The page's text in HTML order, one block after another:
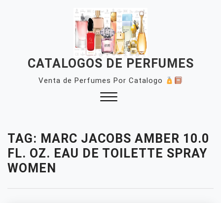
CATALOGOS DE PERFUMES
Venta de Perfumes Por Catalogo
TAG: MARC JACOBS AMBER 10.0
FL. OZ. EAU DE TOILETTE SPRAY
WOMEN